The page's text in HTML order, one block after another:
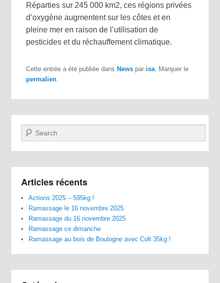
Réparties sur 245 000 km2, ces régions privées
d’oxygène augmentent sur les côtes et en
pleine mer en raison de l’utilisation de
pesticides et du réchauffement climatique.
Cette entrée a été publiée dans News par isa . Marquer le
permalien
Recherche
Articles récents
Actions 2025 – 595kg !
Ramassage le 16 novembre 2025
Ramassage du 16 novembre 2025
Ramassage ce dimanche
Ramassage au bois de Boulogne avec Colt 35kg !